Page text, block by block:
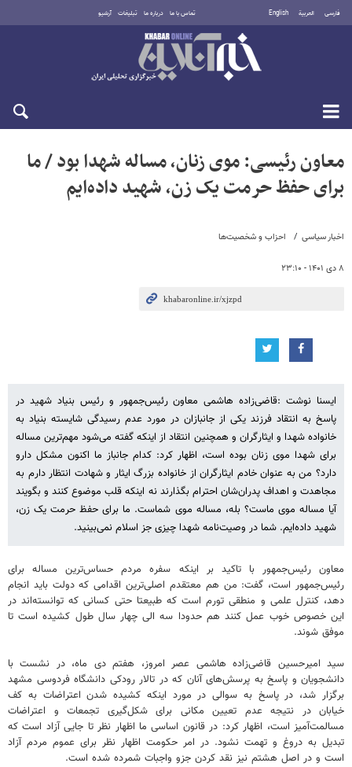
فارسی العربية English تماس با ما درباره ما تبلیغات آرشیو
شنبه ۱۷ مرداد ۱۴۰۵
اخبار سیاسی احزاب و شخصیت‌ها
۸ دی ۱۴۰۱ - ۲۳:۱۰
معاون رئیسی: موی زنان، مساله شهدا بود / ما
برای حفظ حرمت یک زن، شهید داده‌ایم
ایسنا نوشت :قاضی‌زاده هاشمی معاون رئیس‌جمهور و رئیس بنیاد شهید در
پاسخ به انتقاد فرزند یکی از جانبازان در مورد عدم رسیدگی شایسته بنیاد به
خانواده شهدا و ایثارگران و همچنین انتقاد از اینکه گفته می‌شود مهم‌ترین مساله
برای شهدا موی زنان بوده است، اظهار کرد: کدام جانباز ما اکنون مشکل دارو
دارد؟ من به عنوان خادم ایثارگران از خانواده بزرگ ایثار و شهادت انتظار دارم به
مجاهدت و اهداف پدران‌شان احترام بگذارند نه اینکه قلب موضوع کنند و بگویند
آیا مساله موی ماست؟ بله، مساله موی شماست. ما برای حفظ حرمت یک زن،
شهید داده‌ایم. شما در وصیت‌نامه شهدا چیزی جز اسلام نمی‌بینید.
معاون رئیس‌جمهور با تاکید بر اینکه سفره مردم حساس‌ترین مساله برای
رئیس‌جمهور است، گفت: من هم معتقدم اصلی‌ترین اقدامی که دولت باید انجام
دهد، کنترل علمی و منطقی تورم است که طبیعتا حتی کسانی که توانسته‌اند در
این خصوص خوب عمل کنند هم حدودا سه الی چهار سال طول کشیده است تا
موفق شوند.
سید امیرحسین قاضی‌زاده هاشمی عصر امروز، هفتم دی‌ ماه، در نشست با
دانشجویان و پاسخ به پرسش‌های آنان که در تالار رودکی دانشگاه فردوسی مشهد
برگزار شد، در پاسخ به سوالی در مورد اینکه کشیده شدن اعتراضات به کف
خیابان در نتیجه عدم تعیین مکانی برای شکل‌گیری تجمعات و اعتراضات
مسالمت‌آمیز است، اظهار کرد: در قانون اساسی ما اظهار نظر تا جایی آزاد است که
تبدیل به دروغ و تهمت نشود. در امر حکومت اظهار نظر برای عموم مردم آزاد
است و در اصل هشتم نیز نقد کردن جزو واجبات شمرده شده است.